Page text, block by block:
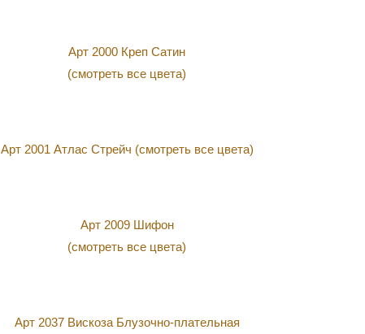
Арт 2000 Креп Сатин
(смотреть все цвета)
Арт 2001 Атлас Стрейч (смотреть все цвета)
Арт 2009 Шифон
(смотреть все цвета)
Арт 2037 Вискоза Блузочно-плательная